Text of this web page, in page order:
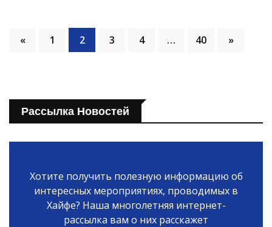
« 1 2 3 4 … 40 »
Рассылка Новостей
Хотите получить полезную информацию об
интересных мероприятиях, проводимых в
Хайфе? Наша многолетняя интернет-
рассылка вам о них расскажет